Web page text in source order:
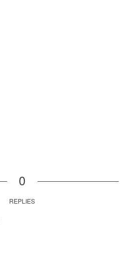
0
REPLIES